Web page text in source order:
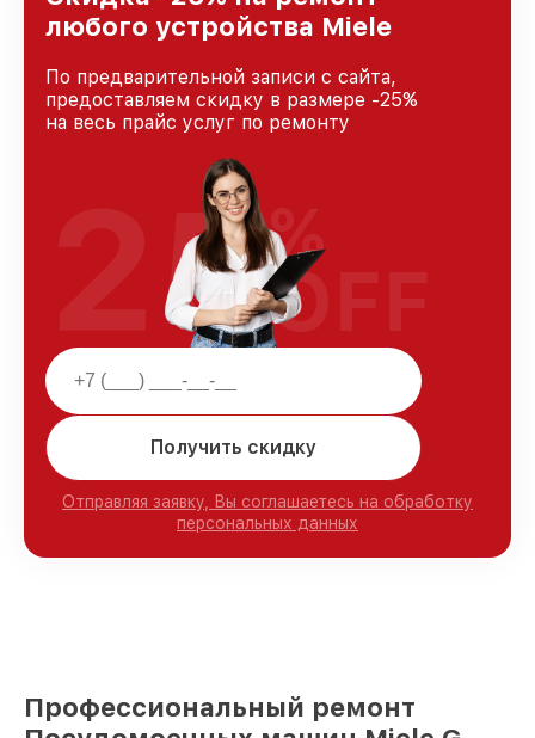
доверия и лояльности наших клиентов.
любого устройства Miele
По предварительной записи с сайта,
предоставляем скидку в размере -25%
на весь прайс услуг по ремонту
Получить скидку
Отправляя заявку, Вы соглашаетесь на обработку
персональных данных
25%
OFF
Профессиональный ремонт